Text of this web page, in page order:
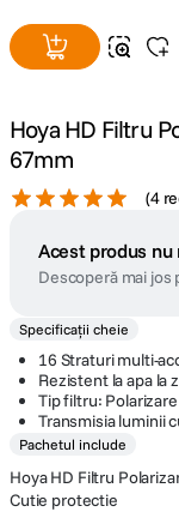
Hoya HD Filtru
67mm
(4
Acest produs nu
Descoperă mai jos
Specificații cheie
16 Straturi multi-
Rezistent la apa la
Tip filtru:
Transmisia luminii
Pachetul include
Hoya HD Filtru
Cutie protectie